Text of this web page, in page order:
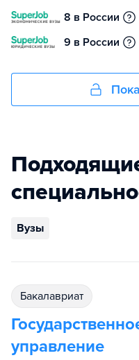
8 в России
9 в России
Вузы
бакалавриат
управление